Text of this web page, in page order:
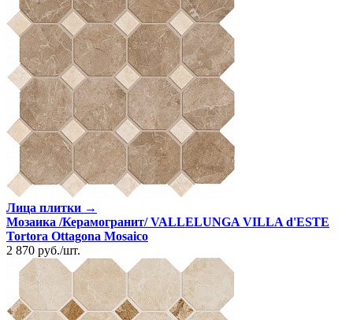
Лица плитки →
Мозаика /Керамогранит/ VALLELUNGA VILLA d'ESTE
Tortora Ottagona Mosaico
2 870 руб./шт.